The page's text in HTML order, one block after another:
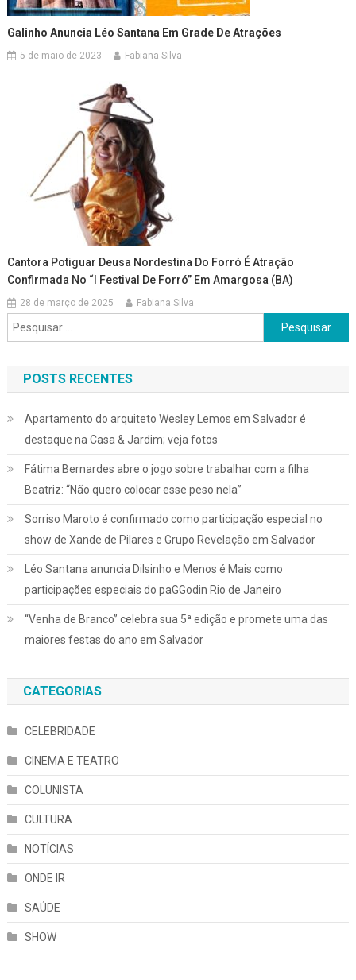
Galinho Anuncia Léo Santana Em Grade De Atrações
5 de maio de 2023 Fabiana Silva
Cantora Potiguar Deusa Nordestina Do Forró É Atração
Confirmada No “I Festival De Forró” Em Amargosa (BA)
28 de março de 2025 Fabiana Silva
Pesquisar
por:
POSTS RECENTES
Apartamento do arquiteto Wesley Lemos em Salvador é
destaque na Casa & Jardim; veja fotos
Fátima Bernardes abre o jogo sobre trabalhar com a filha
Beatriz: “Não quero colocar esse peso nela”
Sorriso Maroto é confirmado como participação especial no
show de Xande de Pilares e Grupo Revelação em Salvador
Léo Santana anuncia Dilsinho e Menos é Mais como
participações especiais do paGGodin Rio de Janeiro
“Venha de Branco” celebra sua 5ª edição e promete uma das
maiores festas do ano em Salvador
CATEGORIAS
CELEBRIDADE
CINEMA E TEATRO
COLUNISTA
CULTURA
NOTÍCIAS
ONDE IR
SAÚDE
SHOW